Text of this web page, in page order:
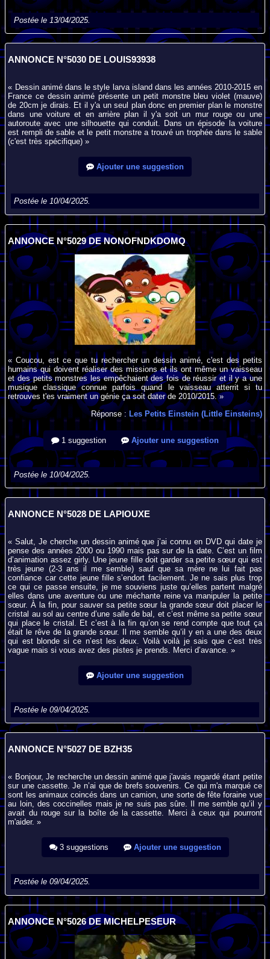
Postée le 13/04/2025.
ANNONCE N°5030 DE LOUIS93938
« Dessin animé dans le style larva island dans les années 2010-2015 en
France ce dessin animé présente un petit monstre bleu violet (mauve)
de 20cm je dirais. Et il y'a un seul plan donc en premier plan le monstre
dans une voiture et en arrière plan il y'a soit un mur rouge ou une
autoroute avec une silhouette qui conduit. Dans un épisode la voiture
est rempli de sable et le petit monstre a trouvé un trophée dans le sable
(c'est très spécifique) »
Ajouter une suggestion
Postée le 10/04/2025.
ANNONCE N°5029 DE NONOFNDKDOMQ
« Coucou, est ce que tu rechercher un dessin animé, c'est des petits
humains qui doivent réaliser des missions et ils ont même un vaisseau
et des petits monstres les empêchaient des fois de réussir et il y a une
musique classique connue parfois quand le vaisseau atterrit si tu
retrouves t'es vraiment un génie ça soit dater de 2010/2015. »
Réponse : Les Petits Einstein (Little Einsteins)
1 suggestion Ajouter une suggestion
Postée le 10/04/2025.
ANNONCE N°5028 DE LAPIOUXE
« Salut, Je cherche un dessin animé que j’ai connu en DVD qui date je
pense des années 2000 ou 1990 mais pas sur de la date. C’est un film
d’animation assez girly. Une jeune fille doit garder sa petite sœur qui est
très jeune (2-3 ans il me semble) sauf que sa mère ne lui fait pas
confiance car cette jeune fille s’endort facilement. Je ne sais plus trop
ce qui ce passe ensuite, je me souviens juste qu’elles partent malgré
elles dans une aventure ou une méchante reine va manipuler la petite
sœur. À la fin, pour sauver sa petite sœur la grande sœur doit placer le
cristal au sol au centre d’une salle de bal, et c’est même sa petite sœur
qui place le cristal. Et c’est à la fin qu’on se rend compte que tout ça
était le rêve de la grande sœur. Il me semble qu’il y en a une des deux
qui est blonde si ce n’est les deux. Voilà voilà je sais que c’est très
vague mais si vous avez des pistes je prends. Merci d’avance. »
Ajouter une suggestion
Postée le 09/04/2025.
ANNONCE N°5027 DE BZH35
« Bonjour, Je recherche un dessin animé que j'avais regardé étant petite
sur une cassette. Je n’ai que de brefs souvenirs. Ce qui m'a marqué ce
sont les animaux coincés dans un camion, une sorte de fête foraine vue
au loin, des coccinelles mais je ne suis pas sûre. Il me semble qu’il y
avait du rouge sur la boîte de la cassette. Merci à ceux qui pourront
m'aider. »
3 suggestions Ajouter une suggestion
Postée le 09/04/2025.
ANNONCE N°5026 DE MICHELPESEUR